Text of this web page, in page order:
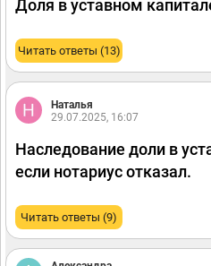
Доля в уставном
Читать ответы (13)
Наталья
29.07.2025, 16:07
Наследование доли в
если нотариус отказал.
Читать ответы (9)